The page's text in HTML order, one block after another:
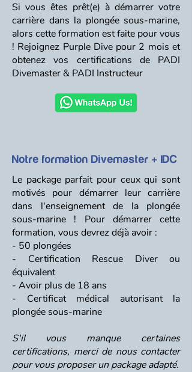
Si vous êtes prêt(e) à démarrer votre
carrière dans la plongée sous-marine,
alors cette formation est faite pour vous
! Rejoignez Purple Dive pour 2 mois et
obtenez vos certifications de PADI
Divemaster & PADI Instructeur
Notre formation Divemaster + IDC
Le package parfait pour ceux qui sont
motivés pour démarrer leur carrière
dans l'enseignement de la plongée
sous-marine ! Pour démarrer cette
formation, vous devrez déjà avoir :
- 50 plongées
- Certification Rescue Diver ou
équivalent
- Avoir plus de 18 ans
- Certificat médical autorisant la
plongée sous-marine
S'il vous manque certaines
certifications, merci de nous contacter
pour vous proposer un package adapté.